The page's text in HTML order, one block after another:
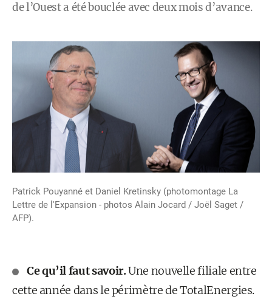
de l’Ouest a été bouclée avec deux mois d’avance.
Patrick Pouyanné et Daniel Kretinsky (photomontage La
Lettre de l'Expansion - photos Alain Jocard / Joël Saget /
AFP).
Ce qu’il faut savoir.Une nouvelle filiale entre
cette année dans le périmètre de TotalEnergies.